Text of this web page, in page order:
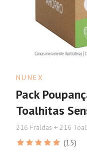
NUNEX
Pack
Toalhitas
216 Fraldas + 216
(15)